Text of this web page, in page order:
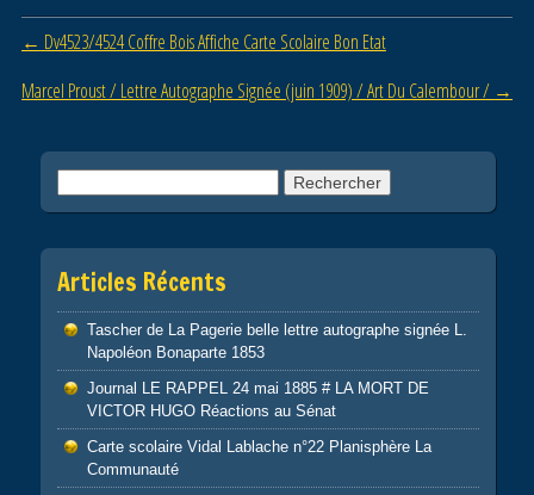
o
k
Post navigation
← Dv4523/4524 Coffre Bois Affiche Carte Scolaire Bon Etat
Marcel Proust / Lettre Autographe Signée (juin 1909) / Art Du Calembour / →
Articles Récents
Tascher de La Pagerie belle lettre autographe signée L.
Napoléon Bonaparte 1853
Journal LE RAPPEL 24 mai 1885 # LA MORT DE
VICTOR HUGO Réactions au Sénat
Carte scolaire Vidal Lablache n°22 Planisphère La
Communauté